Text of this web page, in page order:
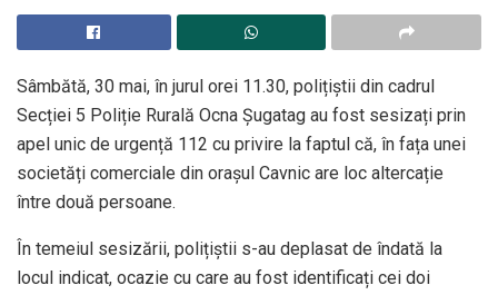
Sâmbătă, 30 mai, în jurul orei 11.30, polițiștii din cadrul
Secției 5 Poliție Rurală Ocna Șugatag au fost sesizați prin
apel unic de urgență 112 cu privire la faptul că, în fața unei
societăți comerciale din orașul Cavnic are loc altercație
între două persoane.
În temeiul sesizării, polițiștii s-au deplasat de îndată la
locul indicat, ocazie cu care au fost identificați cei doi